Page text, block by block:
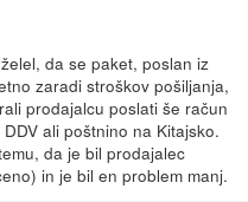
da se paket, poslan iz
zaradi stroškov pošiljanja,
prodajalcu poslati še račun
ali poštnino na Kitajsko.
da je bil prodajalec
in je bil en problem manj.